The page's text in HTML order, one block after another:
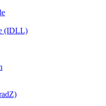
(IDLL)